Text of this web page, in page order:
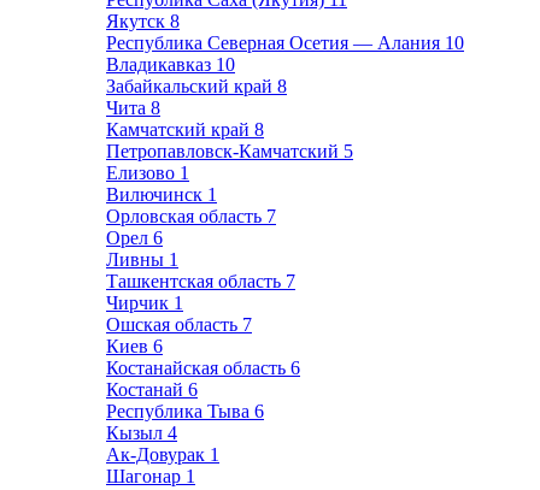
Якутск 8
Республика Северная Осетия — Алания 10
Владикавказ 10
Забайкальский край 8
Чита 8
Камчатский край 8
Петропавловск-Камчатский 5
Елизово 1
Вилючинск 1
Орловская область 7
Орел 6
Ливны 1
Ташкентская область 7
Чирчик 1
Ошская область 7
Киев 6
Костанайская область 6
Костанай 6
Республика Тыва 6
Кызыл 4
Ак-Довурак 1
Шагонар 1